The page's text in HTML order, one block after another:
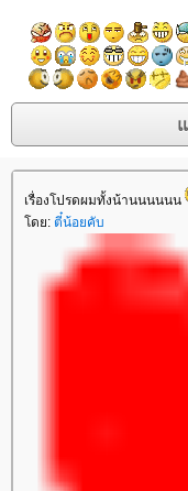
เรื่องโปรดผมทั้งน้านนนนนน
ดย: ตี๋น้อยคับ